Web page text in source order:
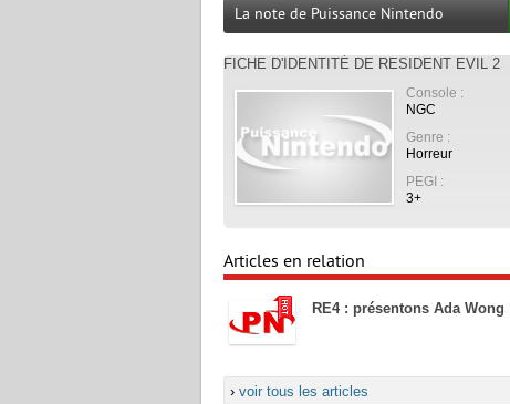
La note de Puissance Nintendo
FICHE D'IDENTITÉ DE RESIDENT EVIL 2
Console :
NGC
Genre :
Horreur
PEGI :
3+
Articles en relation
RE4 : présentons Ada Wong
› voir tous les articles